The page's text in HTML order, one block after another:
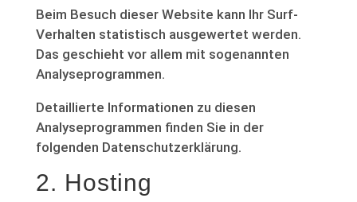
Beim Besuch dieser Website kann Ihr Surf-
Verhalten statistisch ausgewertet werden.
Das geschieht vor allem mit sogenannten
Analyseprogrammen.
Detaillierte Informationen zu diesen
Analyseprogrammen finden Sie in der
folgenden Datenschutzerklärung.
2. Hosting